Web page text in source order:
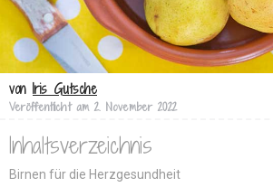
von Iris Gutsche
Veröffentlicht am 2. November 2022
Inhaltsverzeichnis
Birnen für die Herzgesundheit